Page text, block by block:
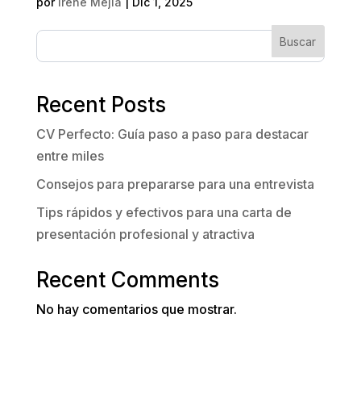
Buscar
Recent Posts
CV Perfecto: Guía paso a paso para destacar
entre miles
Consejos para prepararse para una entrevista
Tips rápidos y efectivos para una carta de
presentación profesional y atractiva
Recent Comments
No hay comentarios que mostrar.